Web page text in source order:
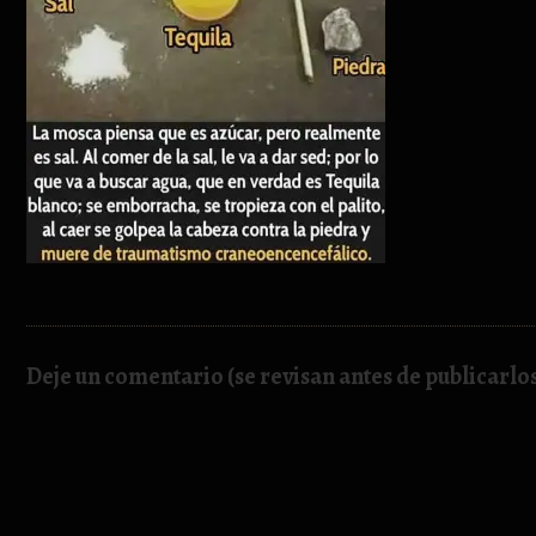
Deje un comentario (se revisan antes de